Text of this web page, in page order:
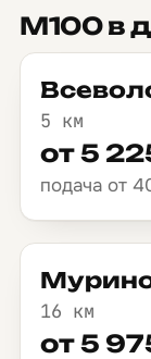
М100 в
5 км
от 5
подача от
16 км
от 5